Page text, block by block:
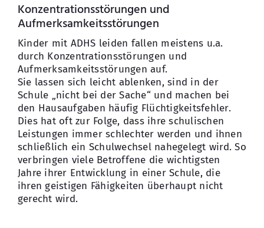
Konzentrationsstörungen und
Aufmerksamkeitsstörungen
Kinder mit ADHS leiden fallen meistens u.a.
durch Konzentrationsstörungen und
Aufmerksamkeitsstörungen auf.
Sie lassen sich leicht ablenken, sind in der
Schule „nicht bei der Sache“ und machen bei
den Hausaufgaben häufig Flüchtigkeitsfehler.
Dies hat oft zur Folge, dass ihre schulischen
Leistungen immer schlechter werden und ihnen
schließlich ein Schulwechsel nahegelegt wird. So
verbringen viele Betroffene die wichtigsten
Jahre ihrer Entwicklung in einer Schule, die
ihren geistigen Fähigkeiten überhaupt nicht
gerecht wird.